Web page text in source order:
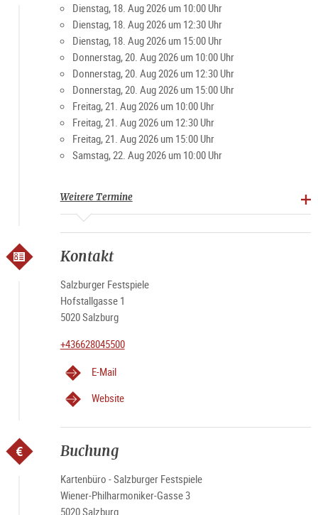
Dienstag, 18. Aug 2026 um 10:00 Uhr
Dienstag, 18. Aug 2026 um 12:30 Uhr
Dienstag, 18. Aug 2026 um 15:00 Uhr
Donnerstag, 20. Aug 2026 um 10:00 Uhr
Donnerstag, 20. Aug 2026 um 12:30 Uhr
Donnerstag, 20. Aug 2026 um 15:00 Uhr
Freitag, 21. Aug 2026 um 10:00 Uhr
Freitag, 21. Aug 2026 um 12:30 Uhr
Freitag, 21. Aug 2026 um 15:00 Uhr
Samstag, 22. Aug 2026 um 10:00 Uhr
Weitere Termine
Kontakt
Salzburger Festspiele
Hofstallgasse 1
5020 Salzburg
+436628045500
E-Mail
Website
Buchung
Kartenbüro - Salzburger Festspiele
Wiener-Philharmoniker-Gasse 3
5020 Salzburg